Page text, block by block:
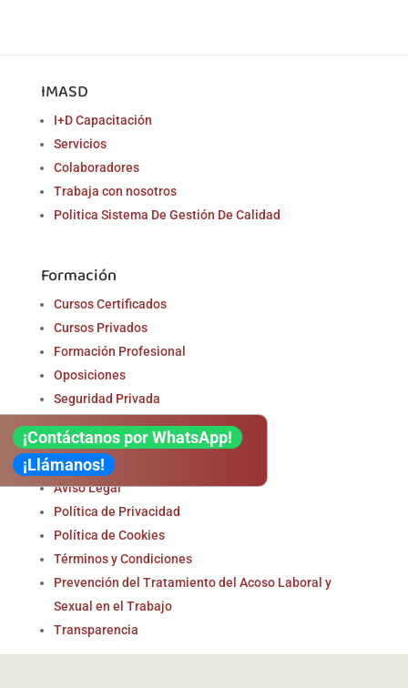
IMASD
I+D Capacitación
Servicios
Colaboradores
Trabaja con nosotros
Politica Sistema De Gestión De Calidad
Formación
Cursos Certificados
Cursos Privados
Formación Profesional
Oposiciones
Seguridad Privada
Legal
Aviso Legal
Política de Privacidad
Política de Cookies
Términos y Condiciones
Prevención del Tratamiento del Acoso Laboral y
Sexual en el Trabajo
Transparencia
¡Contáctanos por WhatsApp!
¡Llámanos!